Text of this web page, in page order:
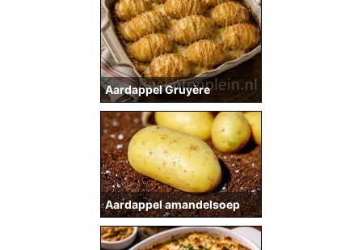
Aardappel amandelsoep
Aardappel Gruyère